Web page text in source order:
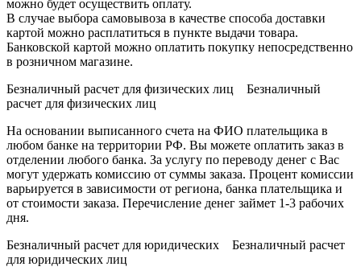
можно будет осуществить оплату.
В случае выбора самовывоза в качестве способа доставки
картой можно расплатиться в пункте выдачи товара.
Банковской картой можно оплатить покупку непосредственно
в розничном магазине.
Безналичный расчет для физических лиц Безналичный
расчет для физических лиц
На основании выписанного счета на ФИО плательщика в
любом банке на территории РФ. Вы можете оплатить заказ в
отделении любого банка. За услугу по переводу денег с Вас
могут удержать комиссию от суммы заказа. Процент комиссии
варьируется в зависимости от региона, банка плательщика и
от стоимости заказа. Перечисление денег займет 1-3 рабочих
дня.
Безналичный расчет для юридических Безналичный расчет
для юридических лиц